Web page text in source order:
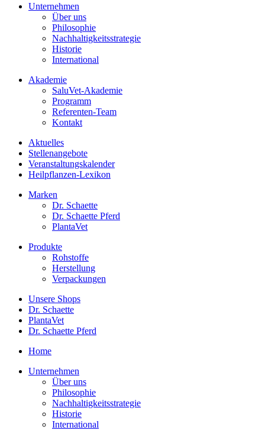
Unternehmen
Über uns
Philosophie
Nachhaltigkeitsstrategie
Historie
International
Akademie
SaluVet-Akademie
Programm
Referenten-Team
Kontakt
Aktuelles
Stellenangebote
Veranstaltungskalender
Heilpflanzen-Lexikon
Marken
Dr. Schaette
Dr. Schaette Pferd
PlantaVet
Produkte
Rohstoffe
Herstellung
Verpackungen
Unsere Shops
Dr. Schaette
PlantaVet
Dr. Schaette Pferd
Home
Unternehmen
Über uns
Philosophie
Nachhaltigkeitsstrategie
Historie
International